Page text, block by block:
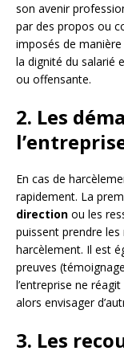
son avenir
par des propos ou
imposés de
la dignité du salarié
ou offensante.
2. Les
En cas de
rapidement. La
direction ou les
puissent prendre
harcèlement. Il est
preuves
l’entreprise ne
alors envisager
3. Les